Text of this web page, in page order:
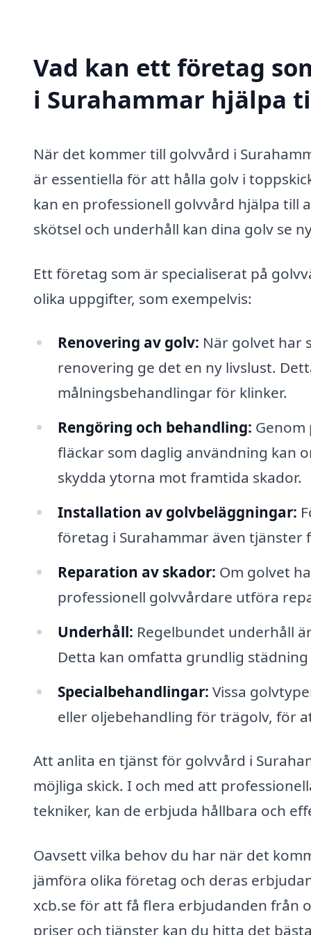
Vad kan ett företag
i Surahammar hjälpa
När det kommer till golvvård i
är essentiella för att hålla golv i
kan en professionell golvvård hjälpa
skötsel och underhåll kan dina golv se
Ett företag som är specialiserat på
olika uppgifter, som exempelvis:
Renovering av golv: När golvet har
renovering ge det en ny livslust.
målningsbehandlingar för klinker.
Rengöring och behandling:
fläckar som daglig användning kan
skydda ytorna mot framtida skador.
Installation av golvbeläggningar:
företag i Surahammar även
Reparation av skador: Om golvet
professionell golvvårdare utföra
Underhåll: Regelbundet underhåll
Detta kan omfatta grundlig
Specialbehandlingar: Vissa
eller oljebehandling för trägolv, för
Att anlita en tjänst för golvvård i
möjliga skick. I och med att
tekniker, kan de erbjuda hållbara och
Oavsett vilka behov du har när det
jämföra olika företag och deras
xcb.se för att få flera erbjudanden från
priser och tjänster kan du hitta det